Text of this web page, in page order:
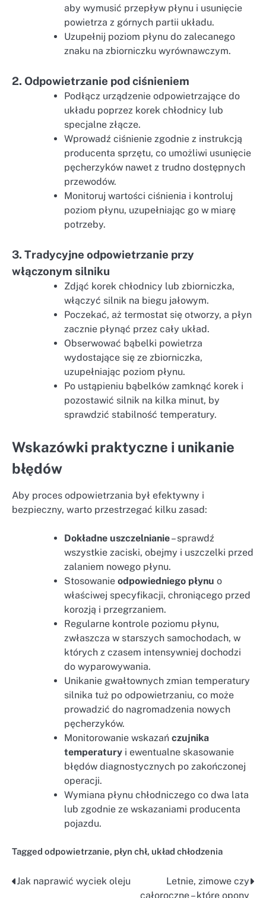
aby wymusić przepływ płynu i usunięcie
powietrza z górnych partii układu.
Uzupełnij poziom płynu do zalecanego
znaku na zbiorniczku wyrównawczym.
2. Odpowietrzanie pod ciśnieniem
Podłącz urządzenie odpowietrzające do
układu poprzez korek chłodnicy lub
specjalne złącze.
Wprowadź ciśnienie zgodnie z instrukcją
producenta sprzętu, co umożliwi usunięcie
pęcherzyków nawet z trudno dostępnych
przewodów.
Monitoruj wartości ciśnienia i kontroluj
poziom płynu, uzupełniając go w miarę
potrzeby.
3. Tradycyjne odpowietrzanie przy
włączonym silniku
Zdjąć korek chłodnicy lub zbiorniczka,
włączyć silnik na biegu jałowym.
Poczekać, aż termostat się otworzy, a płyn
zacznie płynąć przez cały układ.
Obserwować bąbelki powietrza
wydostające się ze zbiorniczka,
uzupełniając poziom płynu.
Po ustąpieniu bąbelków zamknąć korek i
pozostawić silnik na kilka minut, by
sprawdzić stabilność temperatury.
Wskazówki praktyczne i unikanie
błędów
Aby proces odpowietrzania był efektywny i
bezpieczny, warto przestrzegać kilku zasad:
Dokładne uszczelnianie– sprawdź
wszystkie zaciski, obejmy i uszczelki przed
zalaniem nowego płynu.
Stosowanie odpowiedniego płynu o
właściwej specyfikacji, chroniącego przed
korozją i przegrzaniem.
Regularne kontrole poziomu płynu,
zwłaszcza w starszych samochodach, w
których z czasem intensywniej dochodzi
do wyparowywania.
Unikanie gwałtownych zmian temperatury
silnika tuż po odpowietrzaniu, co może
prowadzić do nagromadzenia nowych
pęcherzyków.
Monitorowanie wskazań czujnika
temperatury i ewentualne skasowanie
błędów diagnostycznych po zakończonej
operacji.
Wymiana płynu chłodniczego co dwa lata
lub zgodnie ze wskazaniami producenta
pojazdu.
Tagged odpowietrzanie, płyn chł, układ chłodzenia
Nawigacja
Jak naprawić wyciek oleju
Letnie, zimowe czy
całoroczne – które opony